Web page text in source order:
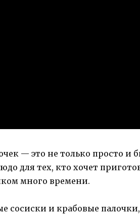
— это не только просто и
для тех, кто хочет
много времени.
сосиски и крабовые